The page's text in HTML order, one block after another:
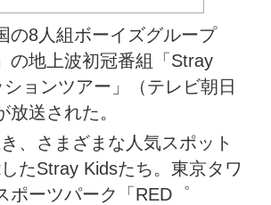
の8人組ボーイズグループ
の地上波初冠番組「Stray
ョンツアー」（テレビ朝日
放送された。
、さまざまな人気スポット
たStray Kidsたち。東京タワ
ポーツパーク「RED゜